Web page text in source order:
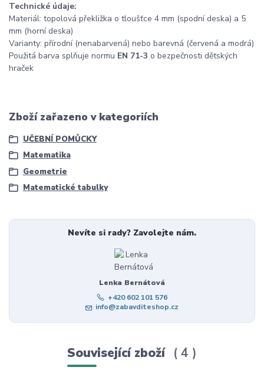
Technické údaje:
Materiál: topolová překližka o tloušťce 4 mm (spodní deska) a 5
mm (horní deska)
Varianty: přírodní (nenabarvená) nebo barevná (červená a modrá)
Použitá barva splňuje normu EN 71-3 o bezpečnosti dětských
hraček
Zboží zařazeno v kategoriích
UČEBNÍ POMŮCKY
Matematika
Geometrie
Matematické tabulky
Nevíte si rady? Zavolejte nám.
Lenka Bernátová
+420 602 101 576
info@zabavditeshop.cz
Související zboží 4